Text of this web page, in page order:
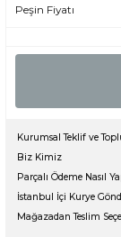
Peşin Fiyatı
Kurumsal Teklif ve
Biz Kimiz
Parçalı Ödeme Nasıl
İstanbul İçi Kurye
Mağazadan Teslim